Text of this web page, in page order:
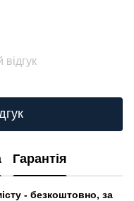
Гарантія
- безкоштовно, за